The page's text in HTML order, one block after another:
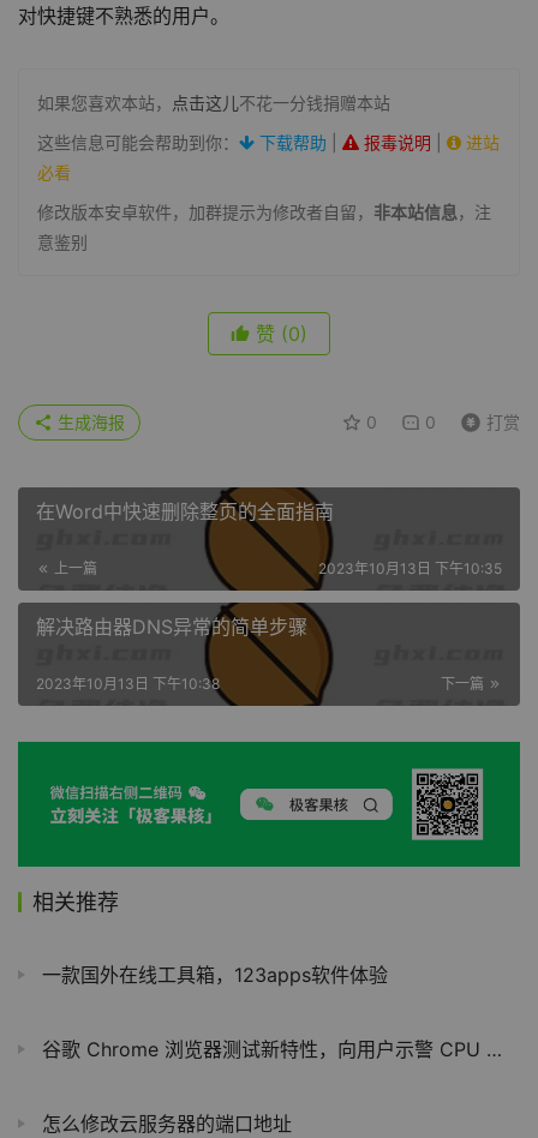
对快捷键不熟悉的用户。
如果您喜欢本站， 点击这儿不花一分钱捐赠本站
这些信息可能会帮助到你：
下载帮助 报毒说明
进站
必看
修改版本安卓软件，加群提示为修改者自留， 非本站信息，注
意鉴别
赞 (0)
0 0 打赏
生成海报
在Word中快速删除整页的全面指南
上一篇 2023年10月13日 下午10:35
解决路由器DNS异常的简单步骤
下一篇
2023年10月13日 下午10:38
相关推荐
一款国外在线工具箱，123apps软件体验
谷歌 Chrome 浏览器测试新特性，向用户示警 CPU 占用过高的标签页
怎么修改云服务器的端口地址